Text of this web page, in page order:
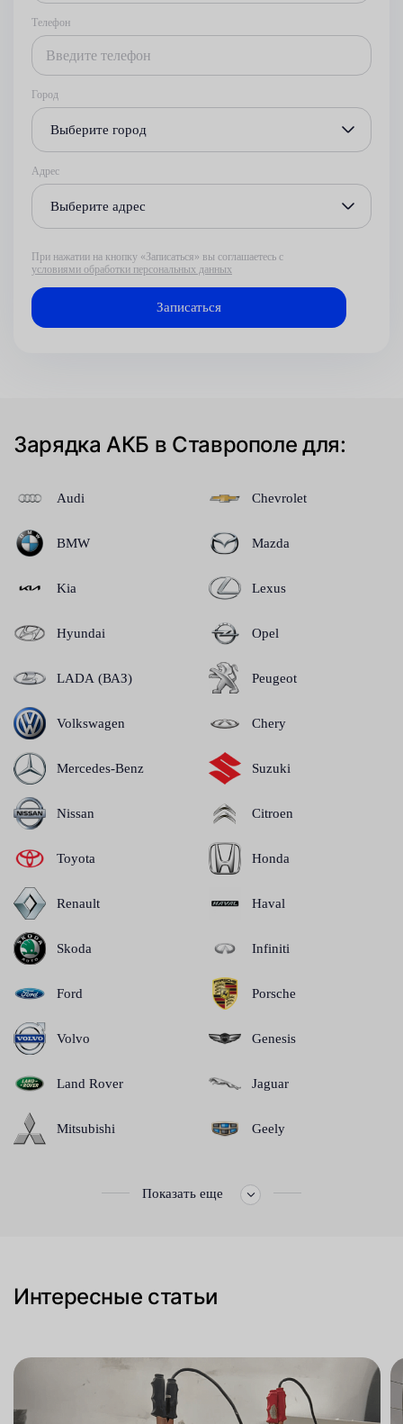
Телефон
Город
Выберите город
Адрес
Выберите адрес
При нажатии на кнопку «Записаться» вы соглашаетесь с
условиями обработки персональных данных
Зарядка АКБ в Ставрополе для:
Audi
BMW
Kia
Hyundai
LADA (ВАЗ)
Volkswagen
Mercedes-Benz
Nissan
Toyota
Renault
Skoda
Ford
Volvo
Land Rover
Mitsubishi
Chevrolet
Mazda
Lexus
Opel
Peugeot
Chery
Suzuki
Citroen
Honda
Haval
Infiniti
Porsche
Genesis
Jaguar
Geely
Показать еще
Интересные статьи